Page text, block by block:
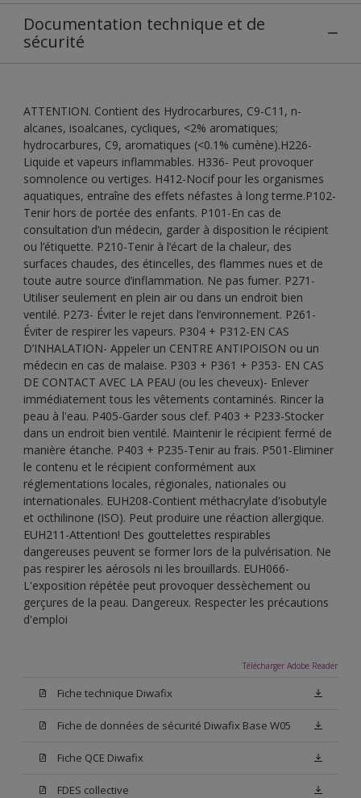
Documentation technique et de
sécurité
ATTENTION. Contient des Hydrocarbures, C9-C11, n-
alcanes, isoalcanes, cycliques, <2% aromatiques;
hydrocarbures, C9, aromatiques (<0.1% cumène).H226-
Liquide et vapeurs inflammables. H336- Peut provoquer
somnolence ou vertiges. H412-Nocif pour les organismes
aquatiques, entraîne des effets néfastes à long terme.P102-
Tenir hors de portée des enfants. P101-En cas de
consultation d’un médecin, garder à disposition le récipient
ou l’étiquette. P210-Tenir à l’écart de la chaleur, des
surfaces chaudes, des étincelles, des flammes nues et de
toute autre source d’inflammation. Ne pas fumer. P271-
Utiliser seulement en plein air ou dans un endroit bien
ventilé. P273- Éviter le rejet dans l’environnement. P261-
Éviter de respirer les vapeurs. P304 + P312-EN CAS
D’INHALATION- Appeler un CENTRE ANTIPOISON ou un
médecin en cas de malaise. P303 + P361 + P353- EN CAS
DE CONTACT AVEC LA PEAU (ou les cheveux)- Enlever
immédiatement tous les vêtements contaminés. Rincer la
peau à l'eau. P405-Garder sous clef. P403 + P233-Stocker
dans un endroit bien ventilé. Maintenir le récipient fermé de
manière étanche. P403 + P235-Tenir au frais. P501-Eliminer
le contenu et le récipient conformément aux
réglementations locales, régionales, nationales ou
internationales. EUH208-Contient méthacrylate d'isobutyle
et octhilinone (ISO). Peut produire une réaction allergique.
EUH211-Attention! Des gouttelettes respirables
dangereuses peuvent se former lors de la pulvérisation. Ne
pas respirer les aérosols ni les brouillards. EUH066-
L'exposition répétée peut provoquer dessèchement ou
gerçures de la peau. Dangereux. Respecter les précautions
d'emploi
Télécharger Adobe Reader
Fiche technique Diwafix
Fiche de données de sécurité Diwafix Base W05
Fiche QCE Diwafix
FDES collective